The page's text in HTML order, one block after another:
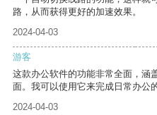
路，从而获得更好的加速效果。
2024-04-03
游客
这款办公软件的功能非常全面，涵
面。我可以使用它来完成日常办公
2024-04-03